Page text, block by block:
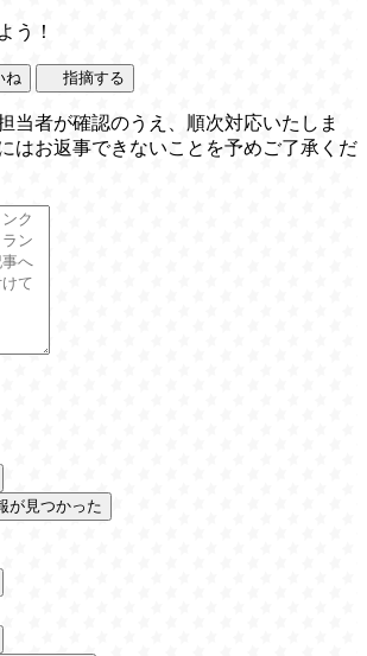
う！
ね 指摘する
当者が確認のうえ、順次対応いたしま
はお返事できないことを予めご了承くだ
が見つかった